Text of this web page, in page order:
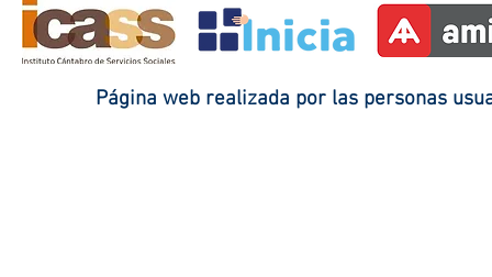
Página web realizada por las personas